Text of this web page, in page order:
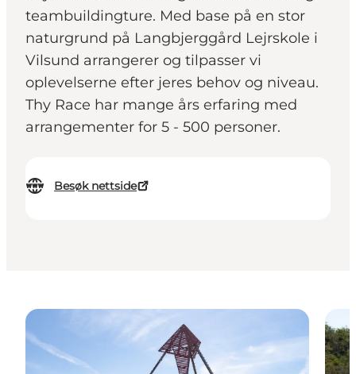
teambuildingture. Med base på en stor
naturgrund på Langbjerggård Lejrskole i
Vilsund arrangerer og tilpasser vi
oplevelserne efter jeres behov og niveau.
Thy Race har mange års erfaring med
arrangementer for 5 - 500 personer.
Besøk nettside